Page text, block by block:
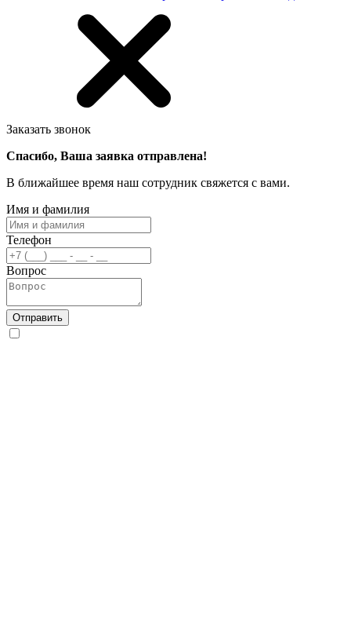
Заказать звонок
Спасибо, Ваша заявка отправлена!
В ближайшее время наш сотрудник свяжется с вами.
Имя и фамилия
Телефон
Вопрос
Отправить